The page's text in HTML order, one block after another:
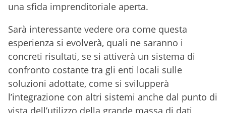
una sfida imprenditoriale aperta.
Sarà interessante vedere ora come questa
esperienza si evolverà, quali ne saranno i
concreti risultati, se si attiverà un sistema di
confronto costante tra gli enti locali sulle
soluzioni adottate, come si svilupperà
l’integrazione con altri sistemi anche dal punto di
vista dell’utilizzo della grande massa di dati